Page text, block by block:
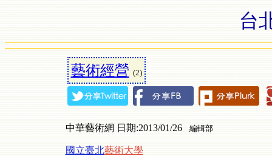
台
藝術經營 (2)
中華藝術網 日期:2013/01/26 編輯部
國立臺北藝術大學